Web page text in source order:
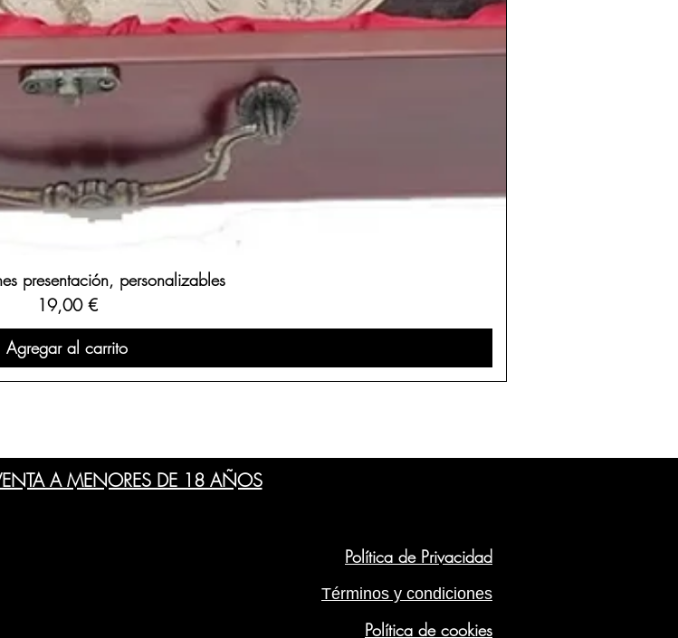
presentación, personalizables
Precio
19,00 €
Agregar al carrito
A MENORES DE 18 AÑOS
Política de Privacidad
Términos y condiciones
Política de cookies